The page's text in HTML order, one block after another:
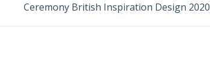
Ceremony British Inspiration Design 2020